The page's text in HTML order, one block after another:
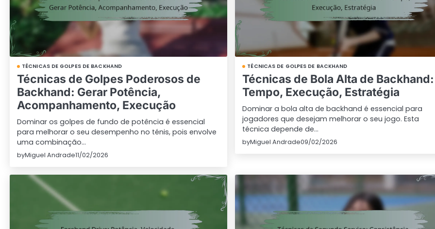
TÉCNICAS DE GOLPES DE BACKHAND
Técnicas de Golpes Poderosos de
Backhand: Gerar Potência,
Acompanhamento, Execução
Dominar os golpes de fundo de potência é essencial
para melhorar o seu desempenho no ténis, pois envolve
uma combinação…
byMiguel Andrade11/02/2026
TÉCNICAS DE GOLPES DE BACKHAND
Técnicas de Bola Alta de Backhand:
Tempo, Execução, Estratégia
Dominar a bola alta de backhand é essencial para
jogadores que desejam melhorar o seu jogo. Esta
técnica depende de…
byMiguel Andrade09/02/2026